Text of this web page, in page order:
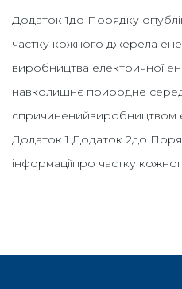
Додаток 1до Порядку
частку кожного джерела
виробництва електричної
навколишнє природне
спричиненийвиробництвом
Додаток 1 Додаток 2до
інформаціїпро частку